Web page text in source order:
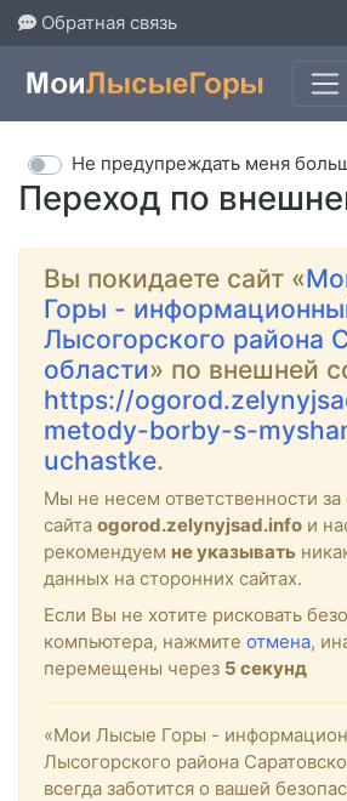
Обратная связь
Переход по
Не предупреждать меня
Вы покидаете сайт «
Горы -
Лысогорского района
области» по внешней
https://
metody-borby-s-
uchastke.
Мы не несем ответственности
сайта ogorod.zelynyjsad.info и
рекомендуем не указывать
данных на сторонних сайтах.
Если Вы не хотите рисковать
компьютера, нажмите отмена,
перемещены через 5 секунд
«Мои Лысые Горы -
Лысогорского района
всегда заботится о вашей